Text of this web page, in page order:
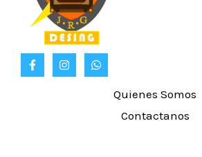
Quienes Somos
Contactanos